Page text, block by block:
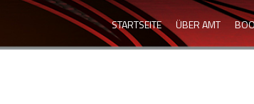
STARTSEITE ÜBER AMT